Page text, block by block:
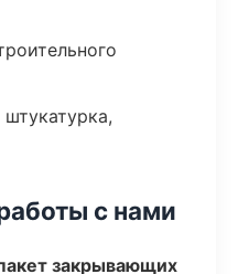
с нами
закрывающих